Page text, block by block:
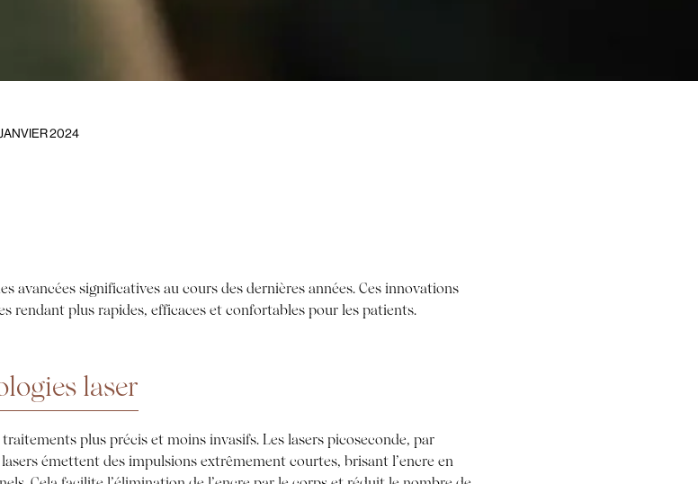
2024
avancées significatives au cours des dernières années. Ces innovations
rendant plus rapides, efficaces et confortables pour les patients.
laser
plus précis et moins invasifs. Les lasers picoseconde, par
émettent des impulsions extrêmement courtes, brisant l’encre en